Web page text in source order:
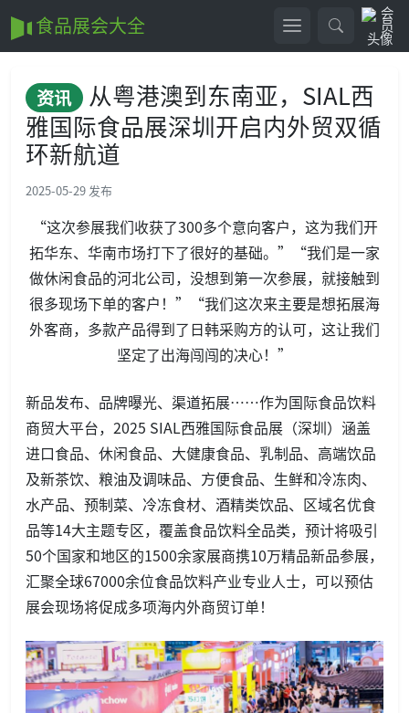
食品展会大全
资讯 从粤港澳到东南亚，SIAL西
雅国际食品展深圳开启内外贸双循
环新航道
2025-05-29 发布
“这次参展我们收获了300多个意向客户，这为我们开
拓华东、华南市场打下了很好的基础。”“我们是一家
做休闲食品的河北公司，没想到第一次参展，就接触到
很多现场下单的客户！”“我们这次来主要是想拓展海
外客商，多款产品得到了日韩采购方的认可，这让我们
坚定了出海闯闯的决心！”
新品发布、品牌曝光、渠道拓展……作为国际食品饮料
商贸大平台，2025 SIAL西雅国际食品展（深圳）涵盖
进口食品、休闲食品、大健康食品、乳制品、高端饮品
及新茶饮、粮油及调味品、方便食品、生鲜和冷冻肉、
水产品、预制菜、冷冻食材、酒精类饮品、区域名优食
品等14大主题专区，覆盖食品饮料全品类，预计将吸引
50个国家和地区的1500余家展商携10万精品新品参展，
汇聚全球67000余位食品饮料产业专业人士，可以预估
展会现场将促成多项海内外商贸订单！